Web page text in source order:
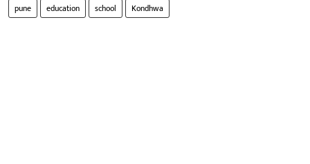
pune education school Kondhwa